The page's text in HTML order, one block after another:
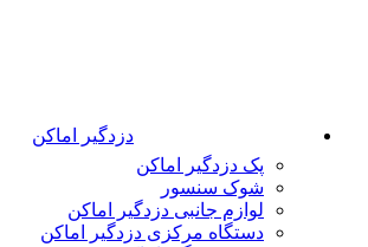
دزدگیر اماکن
پک دزدگیر اماکن
شوک سنسور
لوازم جانبی دزدگیر اماکن
دستگاه مرکزی دزدگیر اماکن